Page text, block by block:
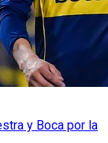
y Boca por la